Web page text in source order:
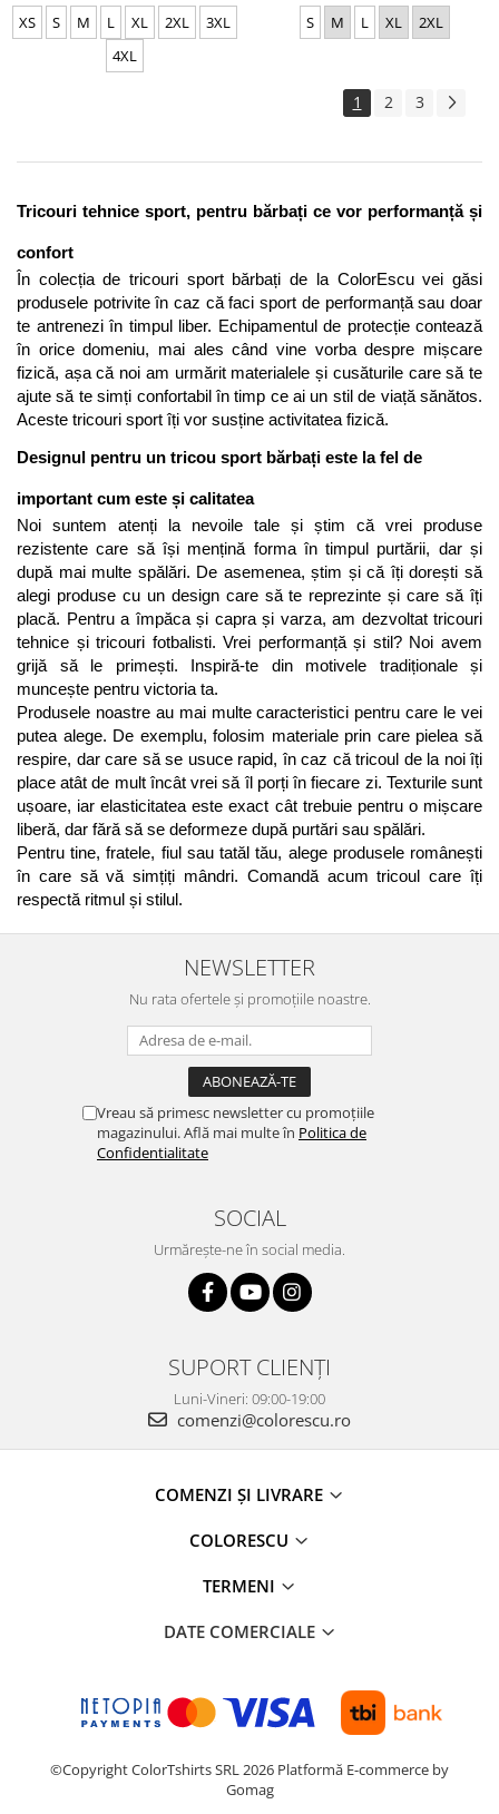
XS S M L XL 2XL
3XL
4XL
S M L XL 2XL
1 2 3
Tricouri tehnice sport, pentru bărbați ce vor performanță și
confort
În colecția de tricouri sport bărbați de la ColorEscu vei găsi
produsele potrivite în caz că faci sport de performanță sau doar
te antrenezi în timpul liber. Echipamentul de protecție contează
în orice domeniu, mai ales când vine vorba despre mișcare
fizică, așa că noi am urmărit materialele și cusăturile care să te
ajute să te simți confortabil în timp ce ai un stil de viață sănătos.
Aceste tricouri sport îți vor susține activitatea fizică.
Designul pentru un tricou sport bărbați este la fel de
important cum este și calitatea
Noi suntem atenți la nevoile tale și știm că vrei produse
rezistente care să își mențină forma în timpul purtării, dar și
după mai multe spălări. De asemenea, știm și că îți dorești să
alegi produse cu un design care să te reprezinte și care să îți
placă. Pentru a împăca și capra și varza, am dezvoltat tricouri
tehnice și tricouri fotbalisti. Vrei performanță și stil? Noi avem
grijă să le primești. Inspiră-te din motivele tradiționale și
muncește pentru victoria ta.
Produsele noastre au mai multe caracteristici pentru care le vei
putea alege. De exemplu, folosim materiale prin care pielea să
respire, dar care să se usuce rapid, în caz că tricoul de la noi îți
place atât de mult încât vrei să îl porți în fiecare zi. Texturile sunt
ușoare, iar elasticitatea este exact cât trebuie pentru o mișcare
liberă, dar fără să se deformeze după purtări sau spălări.
Pentru tine, fratele, fiul sau tatăl tău, alege produsele românești
în care să vă simțiți mândri. Comandă acum tricoul care îți
respectă ritmul și stilul.
NEWSLETTER
Nu rata ofertele și promoțiile noastre.
Vreau să primesc newsletter cu promoțiile
magazinului. Află mai multe în Politica de
Confidentialitate
SOCIAL
Urmărește-ne în social media.
SUPORT CLIENȚI
Luni-Vineri: 09:00-19:00
comenzi@colorescu.ro
COMENZI ȘI LIVRARE
COLORESCU
TERMENI
DATE COMERCIALE
©Copyright ColorTshirts SRL 2026 Platformă E-commerce by
Gomag